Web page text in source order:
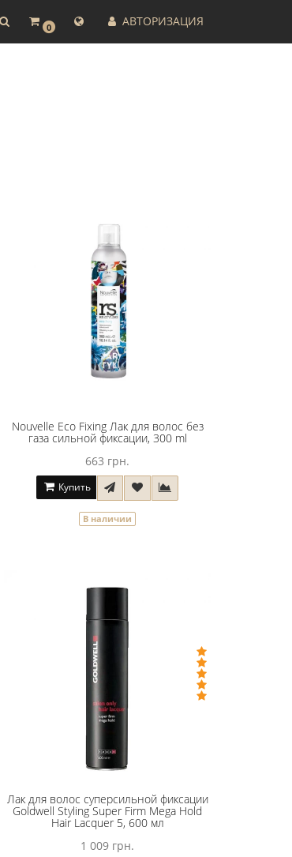
0 АВТОРИЗАЦИЯ
Nouvelle Eco Fixing Лак для волос без
газа сильной фиксации, 300 ml
663 грн.
Купить
В наличии
Лак для волос суперсильной фиксации
Goldwell Styling Super Firm Mega Hold
Hair Lacquer 5, 600 мл
1 009 грн.